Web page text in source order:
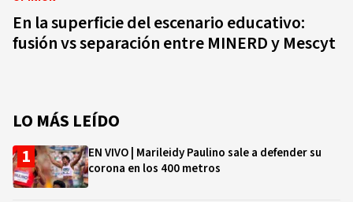
En la superficie del escenario educativo:
fusión vs separación entre MINERD y Mescyt
LO MÁS LEÍDO
EN VIVO | Marileidy Paulino sale a defender su
corona en los 400 metros